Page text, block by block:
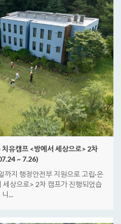
유캠프 <방에서 세상으로> 2차
~ 7.26)
지 행정안전부 지원으로 고립·은
세상으로> 2차 캠프가 진행되었습
니...